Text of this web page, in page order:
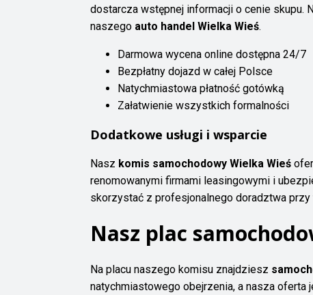
dostarcza wstępnej informacji o cenie skupu.
naszego auto handel Wielka Wieś.
Darmowa wycena online dostępna 24/7
Bezpłatny dojazd w całej Polsce
Natychmiastowa płatność gotówką
Załatwienie wszystkich formalności
Dodatkowe usługi i wsparcie
Nasz komis samochodowy Wielka Wieś
renomowanymi firmami leasingowymi i
skorzystać z profesjonalnego doradztwa
Nasz plac
Na placu naszego komisu znajdziesz
natychmiastowego obejrzenia, a nasza